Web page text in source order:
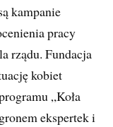
kampanie
pracy
rządu. Fundacja
kobiet
„Koła
ekspertek i